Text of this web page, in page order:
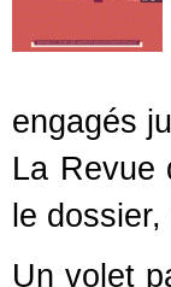
engagés
La
le
Un volet